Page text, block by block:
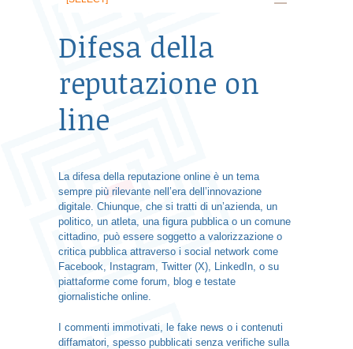
Difesa della
reputazione on
line
La difesa della reputazione online è un tema
sempre più rilevante nell’era dell’innovazione
digitale. Chiunque, che si tratti di un’azienda, un
politico, un atleta, una figura pubblica o un comune
cittadino, può essere soggetto a valorizzazione o
critica pubblica attraverso i social network come
Facebook, Instagram, Twitter (X), LinkedIn, o su
piattaforme come forum, blog e testate
giornalistiche online.
I commenti immotivati, le fake news o i contenuti
diffamatori, spesso pubblicati senza verifiche sulla